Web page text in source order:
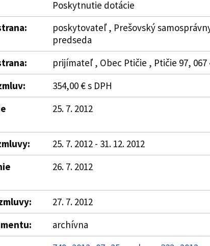
Poskytnutie dotácie
poskytovateľ , Prešovský
predseda
prijímateľ , Obec Ptičie , Ptičie 97,
354,00 € s DPH
25. 7. 2012
25. 7. 2012 - 31. 12. 2012
26. 7. 2012
27. 7. 2012
archívna